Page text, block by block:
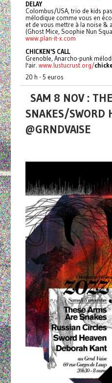
DELAY
Colombus/USA, trio de kids
mélodique comme vous en
et de vous mettre à la noise &
(Ghost Mice, Soophie Nun
www.plan-it-x.com
CHICKEN'S CALL
Grenoble, Anarcho-punk
l'air. www.lustucrust.org/
20 h - 5 euros
SAM 8 NOV :
SNAKES/SWORD
@GRNDVAISE